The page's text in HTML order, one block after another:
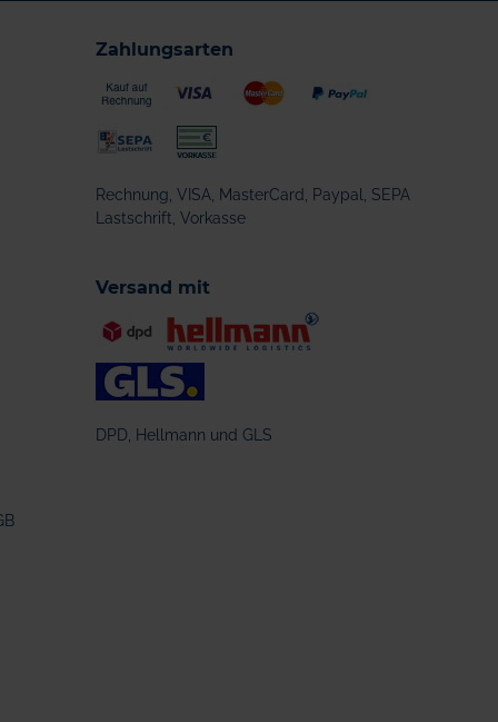
Zahlungsarten
Rechnung, VISA, MasterCard, Paypal, SEPA
Lastschrift, Vorkasse
Versand mit
DPD, Hellmann und GLS